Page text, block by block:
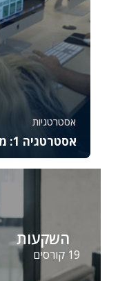
אסטרטגיות
אסטרטגיה 1: מסחר במומנטום למסחר יומי
ומתאים לסוחרים
השקעות
19 קורסים